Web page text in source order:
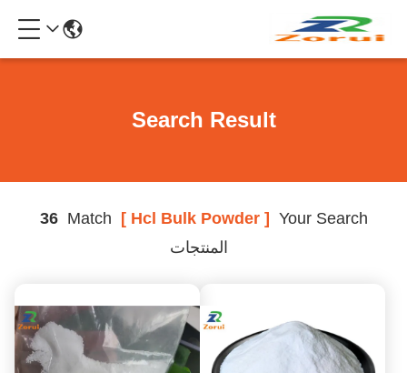
Search Result
Your Search
[ Hcl Bulk Powder ]
36
المنتجات